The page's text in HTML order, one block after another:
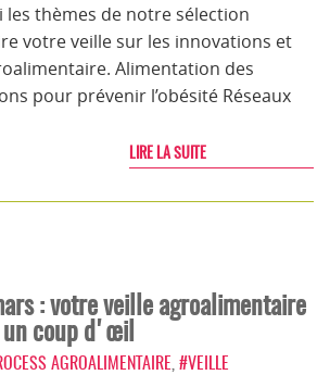
les thèmes de notre sélection
votre veille sur les innovations et
Alimentation des
pour prévenir l’obésité Réseaux
LIRE LA SUITE
: votre veille agroalimentaire
coup d'œil
AGROALIMENTAIRE #VEILLE